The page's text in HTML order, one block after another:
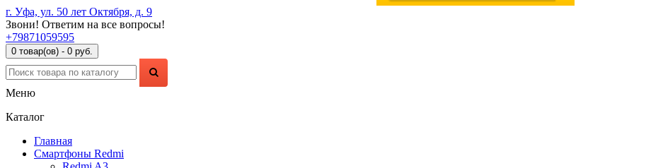
г. Уфа, ул. 50 лет Октября, д. 9
Звони! Ответим на все вопросы!
+79871059595
0 товар(ов) - 0 руб.
Меню
Каталог
Главная
Смартфоны Redmi